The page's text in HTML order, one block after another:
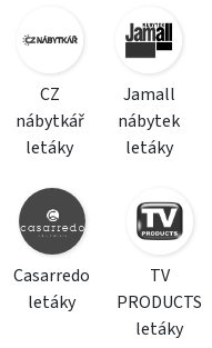
CZ
nábytkář
letáky
Jamall
nábytek
letáky
Casarredo
letáky
TV
PRODUCTS
letáky